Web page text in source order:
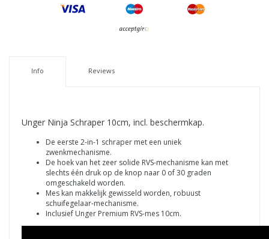
Info Reviews
Unger Ninja Schraper 10cm, incl. beschermkap.
De eerste 2-in-1 schraper met een uniek
zwenkmechanisme.
De hoek van het zeer solide RVS-mechanisme kan met
slechts één druk op de knop naar 0 of 30 graden
omgeschakeld worden.
Mes kan makkelijk gewisseld worden, robuust
schuifegelaar-mechanisme.
Inclusief Unger Premium RVS-mes 10cm.